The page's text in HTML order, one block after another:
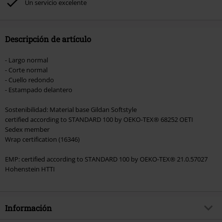
Hosen, Metality, Funko Pop!, vales regalo y artículos que incluyan una
Un servicio excelente
Descripción de artículo
- Largo normal
- Corte normal
- Cuello redondo
- Estampado delantero
Sostenibilidad: Material base Gildan Softstyle
certified according to STANDARD 100 by OEKO-TEX® 68252 OETI
Sedex member
Wrap certification (16346)
EMP: certified according to STANDARD 100 by OEKO-TEX® 21.0.57027
Hohenstein HTTI
Información